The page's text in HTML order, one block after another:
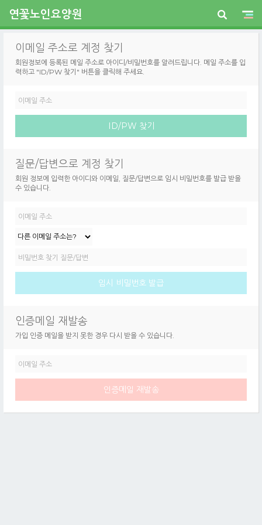
연꽃노인요양원
이메일 주소로 계정 찾기
회원정보에 등록된 메일 주소로 아이디/비밀번호를 알려드립니다. 메일 주소를 입
력하고 "ID/PW 찾기" 버튼을 클릭해 주세요.
질문/답변으로 계정 찾기
회원 정보에 입력한 아이디와 이메일, 질문/답변으로 임시 비밀번호를 발급 받을
수 있습니다.
인증메일 재발송
가입 인증 메일을 받지 못한 경우 다시 받을 수 있습니다.